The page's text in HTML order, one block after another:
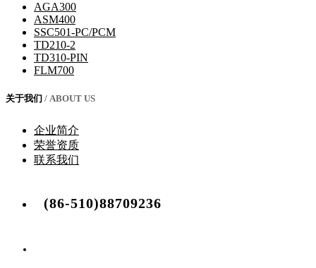
AGA300
ASM400
SSC501-PC/PCM
TD210-2
TD310-PIN
FLM700
关于我们 / ABOUT US
企业简介
荣誉资质
联系我们
(86-510)88709236